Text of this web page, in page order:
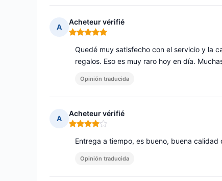
A
Acheteur vérifié
Nota: 5 de 5
Quedé muy satisfecho con el servicio y la
regalos. Eso es muy raro hoy en día.
Opinión traducida
A
Acheteur vérifié
Nota: 4 de 5
Entrega a tiempo, es bueno, buena calidad
Opinión traducida